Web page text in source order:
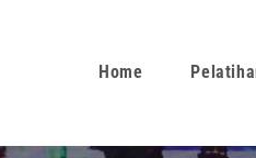
Home